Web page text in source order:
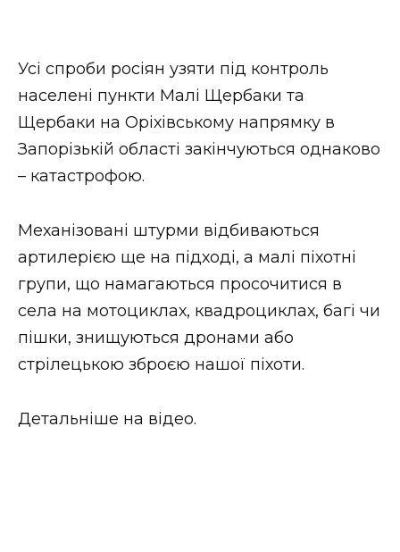
Усі спроби росіян узяти під контроль
населені пункти Малі Щербаки та
Щербаки на Оріхівському напрямку в
Запорізькій області закінчуються однаково
– катастрофою.
Механізовані штурми відбиваються
артилерією ще на підході, а малі піхотні
групи, що намагаються просочитися в
села на мотоциклах, квадроциклах, багі чи
пішки, знищуються дронами або
стрілецькою зброєю нашої піхоти.
Детальніше на відео.